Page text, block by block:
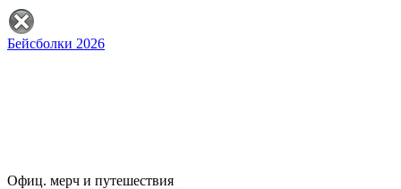
Бейсболки 2026
Офиц. мерч и путешествия